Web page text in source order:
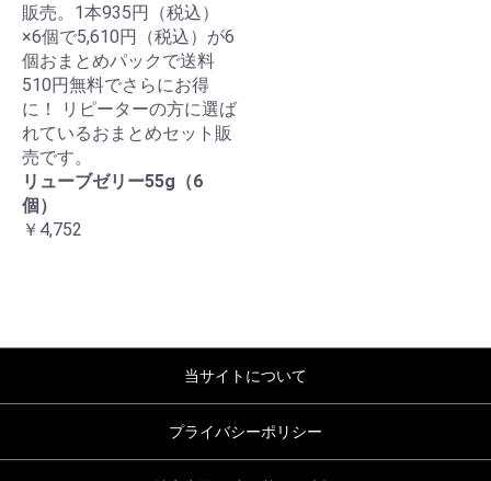
販売。1本935円（税込）
×6個で5,610円（税込）が6
個おまとめパックで送料
510円無料でさらにお得
に！ リピーターの方に選ば
れているおまとめセット販
売です。
リューブゼリー55g（6
個）
￥4,752
当サイトについて
プライバシーポリシー